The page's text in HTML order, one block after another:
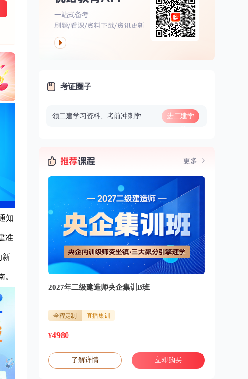
知
准
新
考证圈子
领二建学习资料、考前冲刺学习、考前重要信息通知等
进二建学
更多
2027年二级建造师央企集训B班
全程定制 直播集训
¥4980
了解详情 立即购买